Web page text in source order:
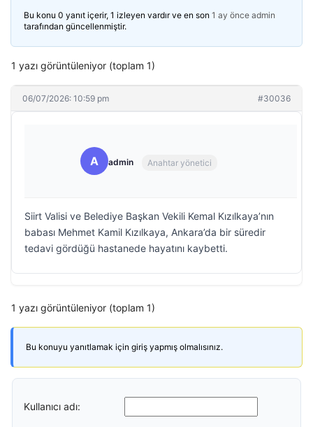
Bu konu 0 yanıt içerir, 1 izleyen vardır ve en son 1 ay önce admin
tarafından güncellenmiştir.
1 yazı görüntüleniyor (toplam 1)
06/07/2026: 10:59 pm #30036
A admin Anahtar yönetici
Siirt Valisi ve Belediye Başkan Vekili Kemal Kızılkaya’nın
babası Mehmet Kamil Kızılkaya, Ankara’da bir süredir
tedavi gördüğü hastanede hayatını kaybetti.
1 yazı görüntüleniyor (toplam 1)
Bu konuyu yanıtlamak için giriş yapmış olmalısınız.
Kullanıcı adı: